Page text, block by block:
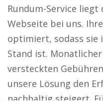
Rundum-Service
Webseite bei uns.
optimiert, sodass sie
Stand ist.
versteckten
unsere Lösung den
nachhaltig steigert.